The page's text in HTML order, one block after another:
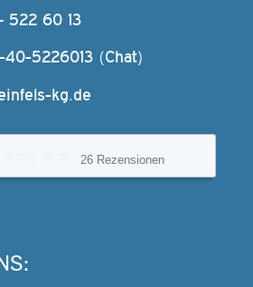
522 60 13
5226013 (Chat)
kg.de
26 Rezensionen